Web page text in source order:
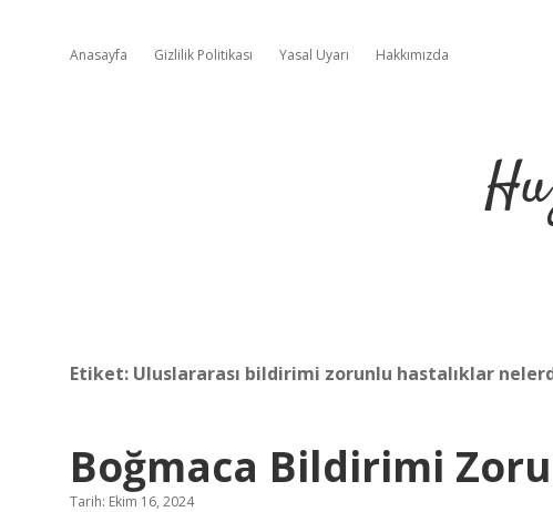
Anasayfa Gizlilik Politikası Yasal Uyarı Hakkımızda
Etiket: Uluslararası bildirimi zorunlu hastalıklar
Boğmaca Bildirimi
Tarih: Ekim 16, 2024